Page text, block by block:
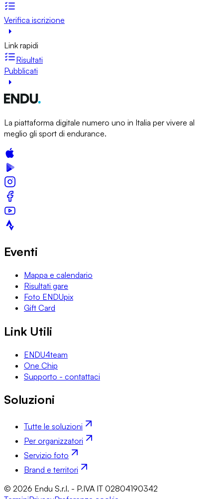
Verifica iscrizione
Link rapidi
Risultati
Pubblicati
La piattaforma digitale numero uno in Italia per vivere al
meglio gli sport di endurance.
Eventi
Mappa e calendario
Risultati gare
Foto ENDUpix
Gift Card
Link Utili
ENDU4team
One Chip
Supporto - contattaci
Soluzioni
Tutte le soluzioni
Per organizzatori
Servizio foto
Brand e territori
© 2026 Endu S.r.l. - P.IVA IT 02804190342